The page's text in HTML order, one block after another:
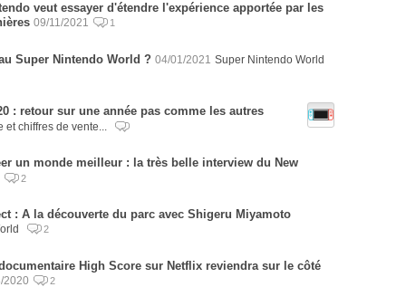
veut essayer d'étendre l'expérience apportée par les
09/11/2021 1
Super Nintendo World ? 04/01/2021 Super Nintendo World
: retour sur une année pas comme les autres
et chiffres de vente...
un monde meilleur : la très belle interview du New
2
: A la découverte du parc avec Shigeru Miyamoto
2
High Score sur Netflix reviendra sur le côté
2020 2